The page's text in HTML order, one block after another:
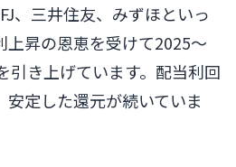
、三井住友、みずほといっ
上昇の恩恵を受けて2025〜
引き上げています。配当利回
定した還元が続いていま